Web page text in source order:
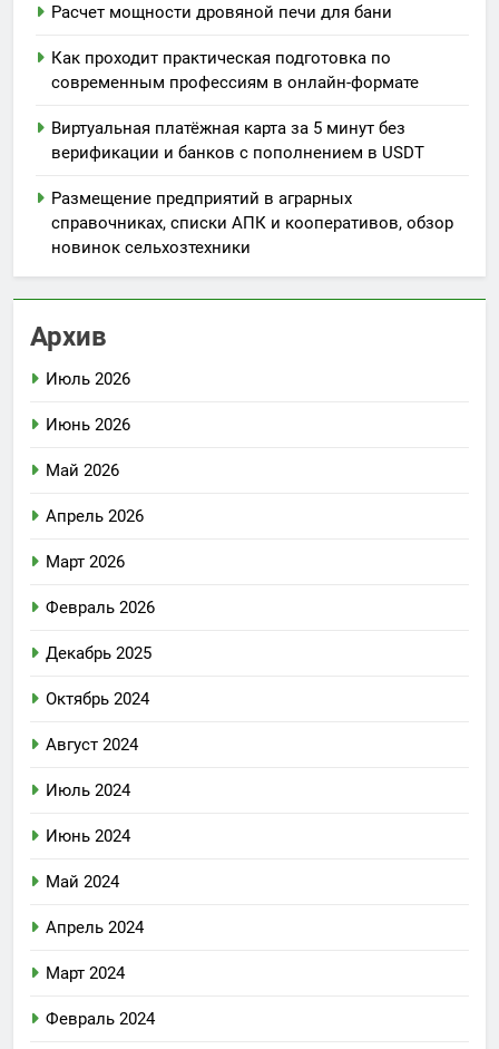
Расчет мощности дровяной печи для бани
Как проходит практическая подготовка по
современным профессиям в онлайн-формате
Виртуальная платёжная карта за 5 минут без
верификации и банков с пополнением в USDT
Размещение предприятий в аграрных
справочниках, списки АПК и кооперативов, обзор
новинок сельхозтехники
Архив
Июль 2026
Июнь 2026
Май 2026
Апрель 2026
Март 2026
Февраль 2026
Декабрь 2025
Октябрь 2024
Август 2024
Июль 2024
Июнь 2024
Май 2024
Апрель 2024
Март 2024
Февраль 2024